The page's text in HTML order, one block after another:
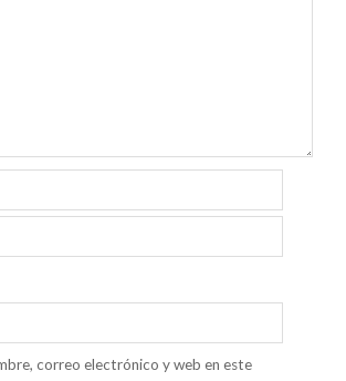
correo electrónico y web en este